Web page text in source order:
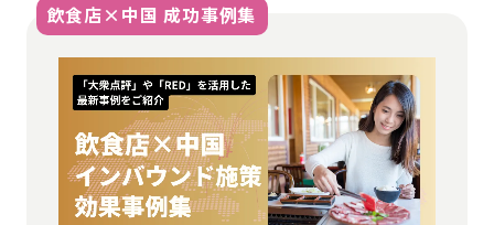
飲食店×中国 成功事例集